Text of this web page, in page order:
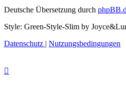
Deutsche Übersetzung durch
Style: Green-Style-Slim by
Datenschutz | Nutzungsbedingungen